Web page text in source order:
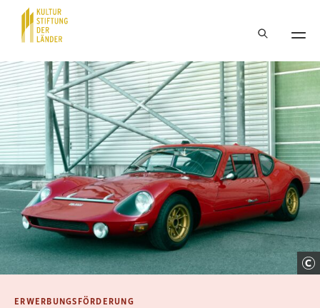
Hauptnavigation
ERWERBUNGSFÖRDERUNG